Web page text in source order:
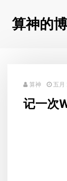
算神的
算神 五月
记一次